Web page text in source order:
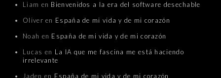
Liam en Bienvenidos a la era del software desechable
Oliver en España de mi vida y de mi corazón
Noah en España de mi vida y de mi corazón
Lucas en La IA que me fascina me está haciendo
irrelevante
Jaden en España de mi vida y de mi corazón